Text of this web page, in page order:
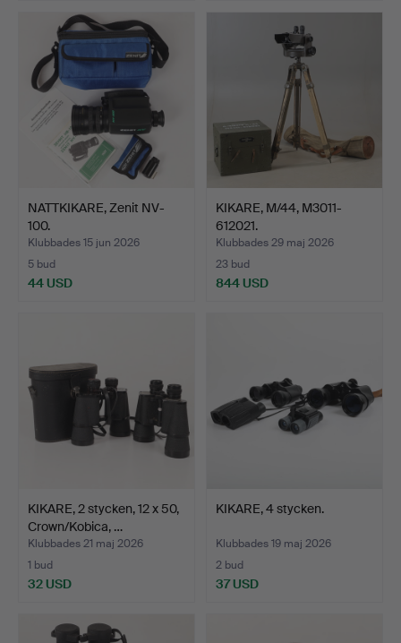
NATTKIKARE, Zenit NV-
100.
Klubbades 15 jun 2026
5 bud
44 USD
KIKARE, M/44, M3011-
612021.
Klubbades 29 maj 2026
23 bud
844 USD
KIKARE, 2 stycken, 12 x 50,
Crown/Kobica, …
Klubbades 21 maj 2026
1 bud
32 USD
KIKARE, 4 stycken.
Klubbades 19 maj 2026
2 bud
37 USD